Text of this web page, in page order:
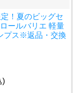
！夏のビッグセ
ールバリエ 軽量
プス※返品・交換
)